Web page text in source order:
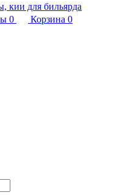
0 Корзина 0